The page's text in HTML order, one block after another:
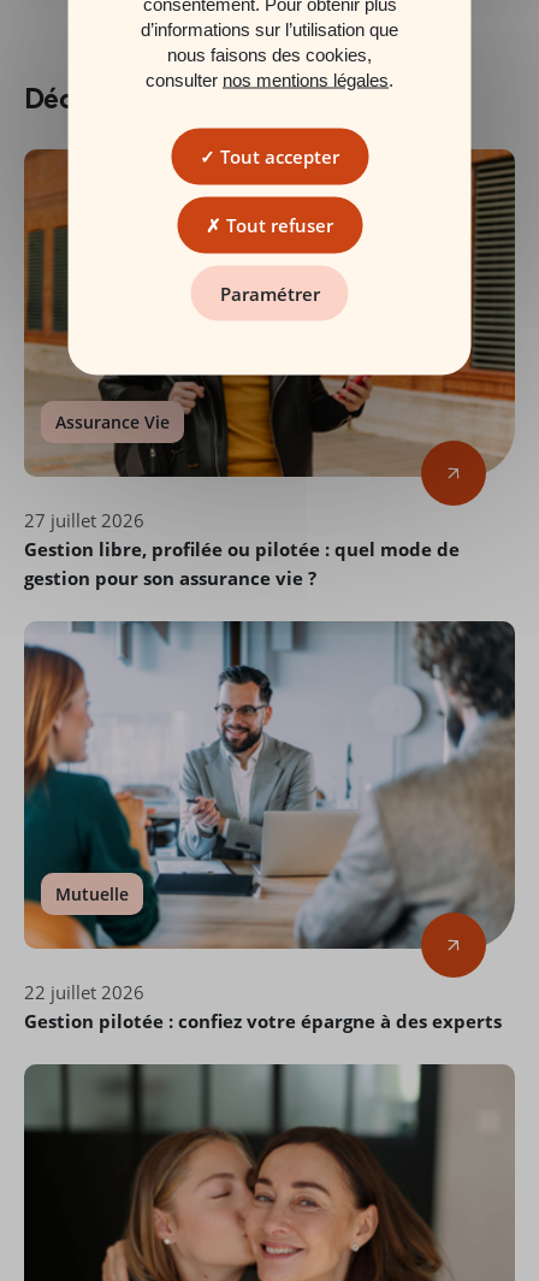
Découvrez nos actualités
Assurance Vie
27 juillet 2026
Gestion libre, profilée ou pilotée : quel mode de
gestion pour son assurance vie ?
Mutuelle
22 juillet 2026
Gestion pilotée : confiez votre épargne à des experts
d’informations sur l’utilisation que
nous faisons des cookies,
consulter nos mentions légales.
Tout accepter
Tout refuser
Paramétrer